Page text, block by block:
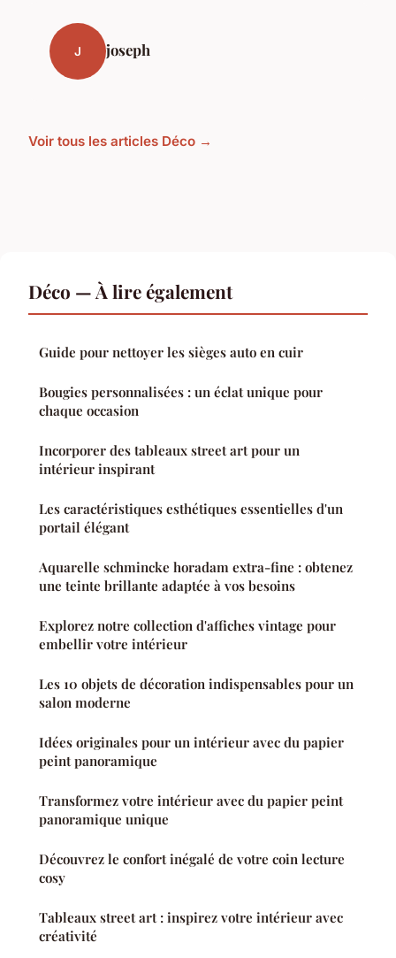
J joseph
Voir tous les articles Déco →
Déco — À lire également
Guide pour nettoyer les sièges auto en cuir
Bougies personnalisées : un éclat unique pour
chaque occasion
Incorporer des tableaux street art pour un
intérieur inspirant
Les caractéristiques esthétiques essentielles d'un
portail élégant
Aquarelle schmincke horadam extra-fine : obtenez
une teinte brillante adaptée à vos besoins
Explorez notre collection d'affiches vintage pour
embellir votre intérieur
Les 10 objets de décoration indispensables pour un
salon moderne
Idées originales pour un intérieur avec du papier
peint panoramique
Transformez votre intérieur avec du papier peint
panoramique unique
Découvrez le confort inégalé de votre coin lecture
cosy
Tableaux street art : inspirez votre intérieur avec
créativité